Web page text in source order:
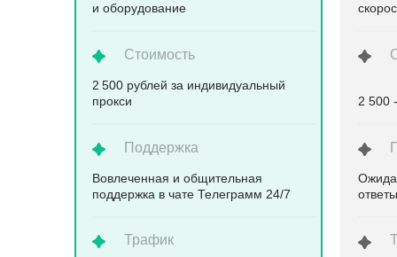
Стоимость
и оборудование
Поддержка
Вовлеченная и общительная
поддержка в чате Телеграмм 24/7
Трафик
2 500 рублей за индивидуальный
прокси
2 500
ответы